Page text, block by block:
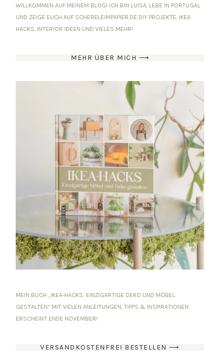
WILLKOMMEN AUF MEINEM BLOG! ICH BIN LUISA, LEBE IN PORTUGAL
UND ZEIGE EUCH AUF SCHERELEIMPAPIER.DE DIY PROJEKTE, IKEA
HACKS, INTERIOR IDEEN UND VIELES MEHR!
MEHR ÜBER MICH ⟶
MEIN BUCH „IKEA-HACKS: EINZIGARTIGE DEKO UND MÖBEL
GESTALTEN“ MIT VIELEN ANLEITUNGEN, TIPPS & INSPIRATIONEN
ERSCHEINT ENDE NOVEMBER!
VERSANDKOSTENFREI BESTELLEN ⟶